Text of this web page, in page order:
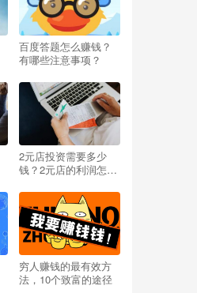
百度答题怎么赚钱？
有哪些注意事项？
2元店投资需要多少
钱？2元店的利润怎么
钱？
穷人赚钱的最有效方
法，10个致富的途径